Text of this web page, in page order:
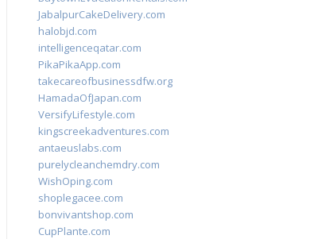
JabalpurCakeDelivery.com
halobjd.com
intelligenceqatar.com
PikaPikaApp.com
takecareofbusinessdfw.org
HamadaOfJapan.com
VersifyLifestyle.com
kingscreekadventures.com
antaeuslabs.com
purelycleanchemdry.com
WishOping.com
shoplegacee.com
bonvivantshop.com
CupPlante.com